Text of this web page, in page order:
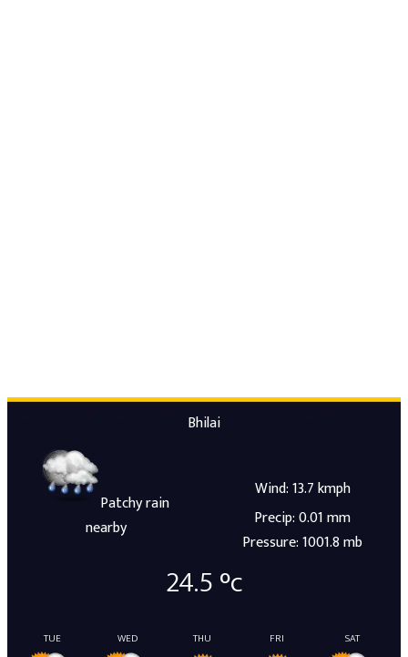
Bhilai
Patchy rain
nearby
Wind: 13.7 kmph
Precip: 0.01 mm
Pressure: 1001.8 mb
24.5°c
TUE WED THU FRI SAT